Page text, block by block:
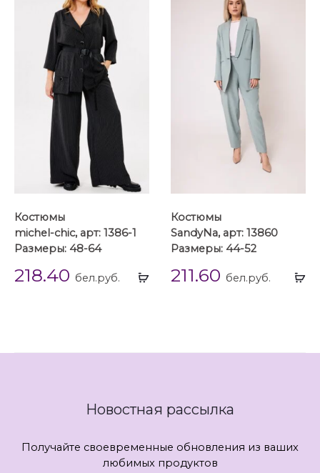
Выбрать
Костюмы
michel-chic, арт: 1386-1
Размеры: 48-64
218.40 бел.руб.
Костюмы
SandyNa, арт: 13860
Размеры: 44-52
211.60 бел.руб.
Новостная рассылка
Получайте своевременные обновления из ваших
любимых продуктов